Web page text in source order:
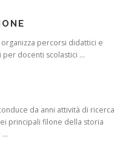
organizza percorsi didattici e
per docenti scolastici ...
da anni attività di ricerca
principali filone della storia